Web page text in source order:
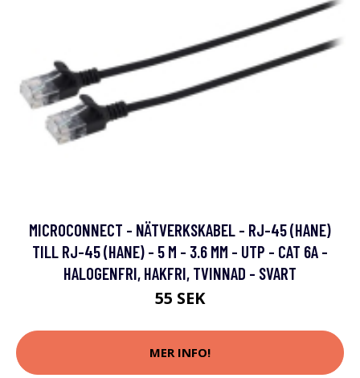
MICROCONNECT - NÄTVERKSKABEL - RJ-45 (HANE)
TILL RJ-45 (HANE) - 5 M - 3.6 MM - UTP - CAT 6A -
HALOGENFRI, HAKFRI, TVINNAD - SVART
55 SEK
MER INFO!